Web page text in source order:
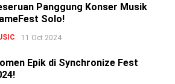
Panggung Konser Musik
Solo!
11 Oct 2024
Epik di Synchronize Fest